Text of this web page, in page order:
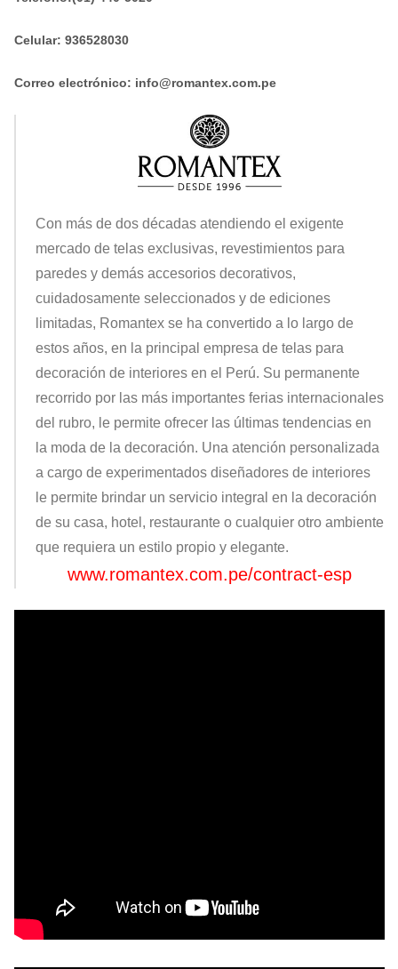
Celular: 936528030
Correo electrónico: info@romantex.com.pe
Con más de dos décadas atendiendo el exigente
mercado de telas exclusivas, revestimientos para
paredes y demás accesorios decorativos,
cuidadosamente seleccionados y de ediciones
limitadas, Romantex se ha convertido a lo largo de
estos años, en la principal empresa de telas para
decoración de interiores en el Perú. Su permanente
recorrido por las más importantes ferias internacionales
del rubro, le permite ofrecer las últimas tendencias en
la moda de la decoración. Una atención personalizada
a cargo de experimentados diseñadores de interiores
le permite brindar un servicio integral en la decoración
de su casa, hotel, restaurante o cualquier otro ambiente
que requiera un estilo propio y elegante.
www.romantex.com.pe/contract-esp